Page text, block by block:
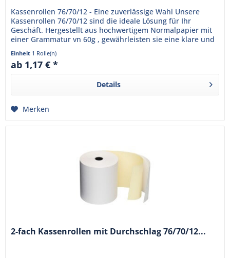
Kassenrollen 76/70/12 - Eine zuverlässige Wahl Unsere
Kassenrollen 76/70/12 sind die ideale Lösung für Ihr
Geschäft. Hergestellt aus hochwertigem Normalpapier mit
einer Grammatur vn 60g , gewährleisten sie eine klare und
dauerhafte...
Einheit 1 Rolle(n)
ab 1,17 € *
Details
Merken
2-fach Kassenrollen mit Durchschlag 76/70/12...